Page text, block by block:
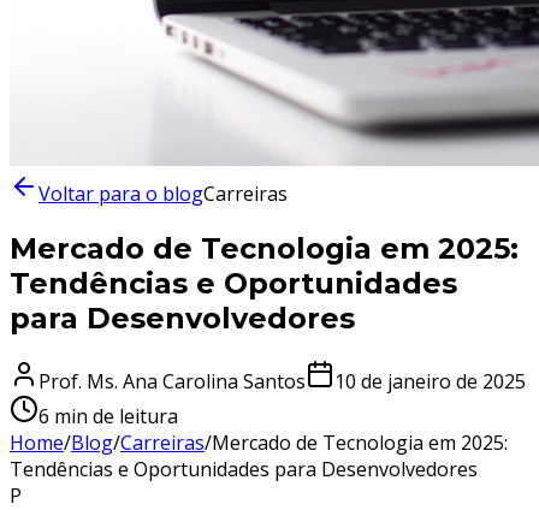
Voltar para o blogCarreiras
Mercado de Tecnologia em 2025:
Tendências e Oportunidades
para Desenvolvedores
Prof. Ms. Ana Carolina Santos
10 de janeiro de 2025
6 min de leitura
Home/Blog/Carreiras/Mercado de Tecnologia em 2025:
Tendências e Oportunidades para Desenvolvedores
P